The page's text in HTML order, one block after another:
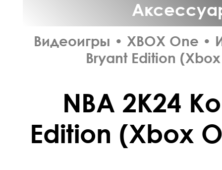
Видеоигры • XBOX One •
Bryant Edition
NBA 2K24
Edition (Xbox